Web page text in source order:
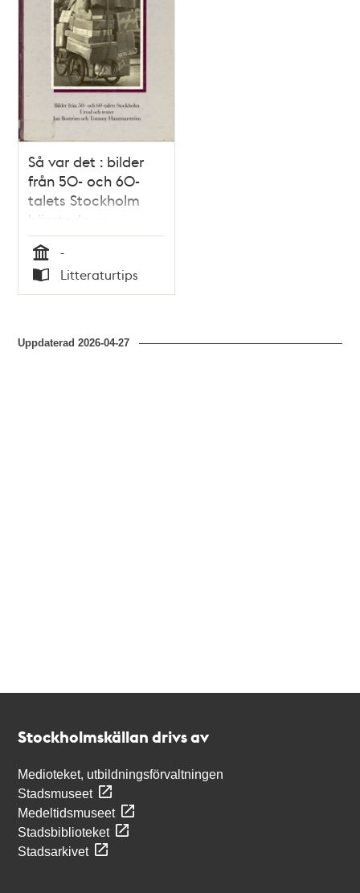
Så var det : bilder
från 50- och 60-
talets Stockholm
hämtade ur
Pressens bilds arkiv
/ urval och texter:
Jan Boström och
Tommy
Tid
-
Typ
Litteraturtips
Uppdaterad2026-04-27
Stockholmskällan drivs av
Medioteket, utbildningsförvaltningen
Stadsmuseet
Medeltidsmuseet
Stadsbiblioteket
Stadsarkivet